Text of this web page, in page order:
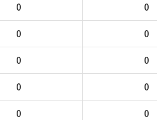
0 0
0 0
0 0
0 0
0 0